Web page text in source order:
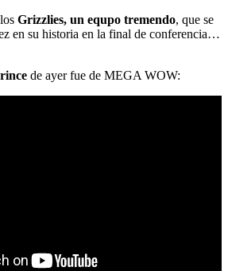
Grizzlies, un equpo tremendo, que se
en su historia en la final de conferencia…
de ayer fue de MEGA WOW: